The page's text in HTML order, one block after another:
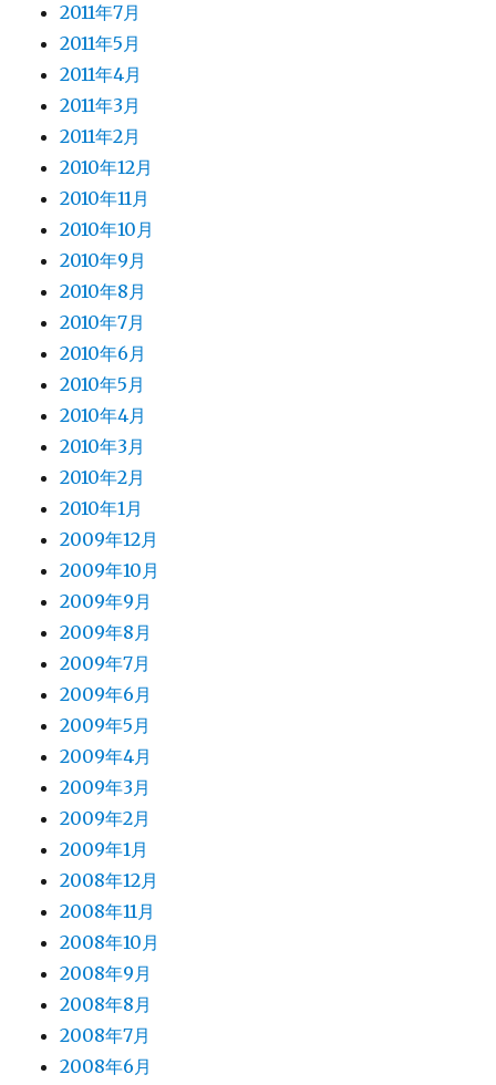
2011年7月
2011年5月
2011年4月
2011年3月
2011年2月
2010年12月
2010年11月
2010年10月
2010年9月
2010年8月
2010年7月
2010年6月
2010年5月
2010年4月
2010年3月
2010年2月
2010年1月
2009年12月
2009年10月
2009年9月
2009年8月
2009年7月
2009年6月
2009年5月
2009年4月
2009年3月
2009年2月
2009年1月
2008年12月
2008年11月
2008年10月
2008年9月
2008年8月
2008年7月
2008年6月